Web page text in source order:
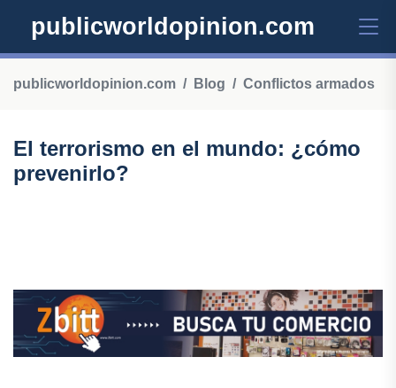
publicworldopinion.com
publicworldopinion.com Blog Conflictos armados
El terrorismo en el mundo: ¿cómo
prevenirlo?